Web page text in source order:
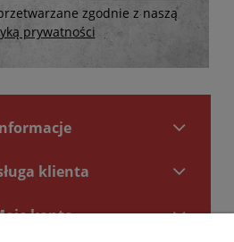
zgodnie z naszą
prywatności
klienta
konto